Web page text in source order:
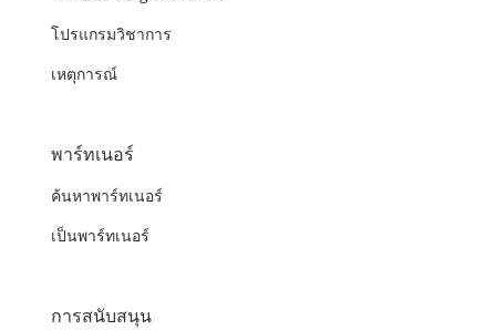
โปรแกรมวิชาการ
เหตุการณ์
พาร์ทเนอร์
ค้นหาพาร์ทเนอร์
เป็นพาร์ทเนอร์
การสนับสนุน